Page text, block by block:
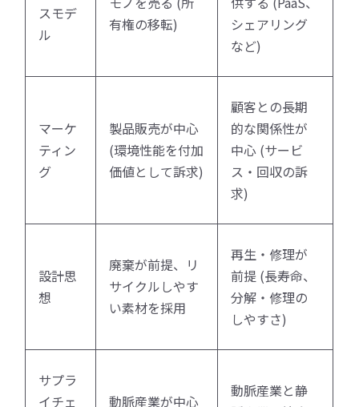
スモデ
ル
有権の移転)
シェアリング
など)
マーケ
ティン
グ
製品販売が中心
(環境性能を付加
価値として訴求)
顧客との長期
的な関係性が
中心 (サービ
ス・回収の訴
求)
設計思
想
廃棄が前提、リ
サイクルしやす
い素材を採用
再生・修理が
前提 (長寿命、
分解・修理の
しやすさ)
サプラ
イチェ
動脈産業が中心
動脈産業と静